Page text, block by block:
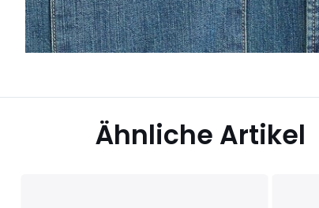
Ähnliche Artikel